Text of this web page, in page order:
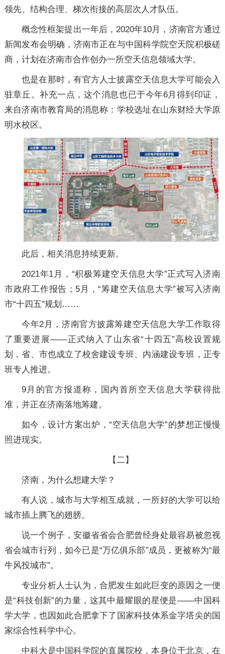
领先、结构合理、梯次衔接的高层次人才队伍。
概念性框架提出一年后，2020年10月，济南官方通过
新闻发布会明确，济南市正在与中国科学院空天院积极磋
商，计划在济南市合作创办一所空天信息领域大学。
也是在那时，有官方人士披露空天信息大学可能会入
驻章丘。补充一点，这个消息也已于今年6月得到印证，
来自济南市教育局的消息称：学校选址在山东财经大学原
明水校区。
此后，相关消息持续更新。
2021年1月，“积极筹建空天信息大学”正式写入济南
市政府工作报告；5月，“筹建空天信息大学”被写入济南
市“十四五”规划……
今年2月，济南官方披露筹建空天信息大学工作取得
了重要进展——正式纳入了山东省“十四五”高校设置规
划，省、市也成立了校舍建设专班、内涵建设专班，正专
班专人推进。
9月的官方报道称，国内首所空天信息大学获得批
准，并正在济南落地筹建。
如今，设计方案出炉，“空天信息大学”的梦想正慢慢
照进现实。
【二】
济南，为什么想建大学？
有人说，城市与大学相互成就，一所好的大学可以给
城市插上腾飞的翅膀。
说一个例子，安徽省省会合肥曾经身处最容易被忽视
省会城市行列，如今已是“万亿俱乐部”成员，更被称为“最
牛风投城市”。
专业分析人士认为，合肥发生如此巨变的原因之一便
是“科技创新”的力量，这其中最耀眼的星便是——中国科
学大学，也因如此合肥拿下了国家科技体系金字塔尖的国
家综合性科学中心。
中科大是中国科学院的直属院校，本身位于北京，在